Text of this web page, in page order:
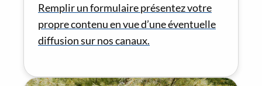
Remplir un formulaire présentez votre
propre contenu en vue d’une éventuelle
diffusion sur nos canaux.